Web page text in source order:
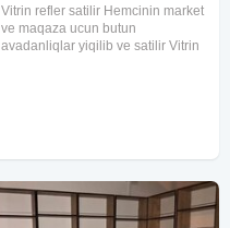
Vitrin refler satilir Hemcinin market
ve maqaza ucun butun
avadanliqlar yiqilib ve satilir Vitrin